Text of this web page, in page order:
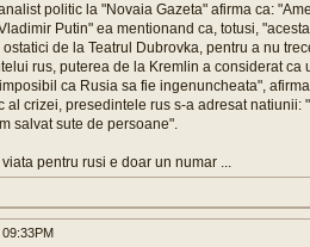
politic la "Novaia Gazeta" afirma ca:
Putin" ea mentionand ca, totusi,
de la Teatrul Dubrovka, pentru a nu
rus, puterea de la Kremlin a considerat
ca Rusia sa fie ingenuncheata",
al crizei, presedintele rus s-a adresat natiunii:
salvat sute de persoane".
pentru rusi e doar un numar ...